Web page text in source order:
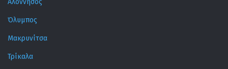
Αλόννησος
Όλυμπος
Μακρυνίτσα
Τρίκαλα